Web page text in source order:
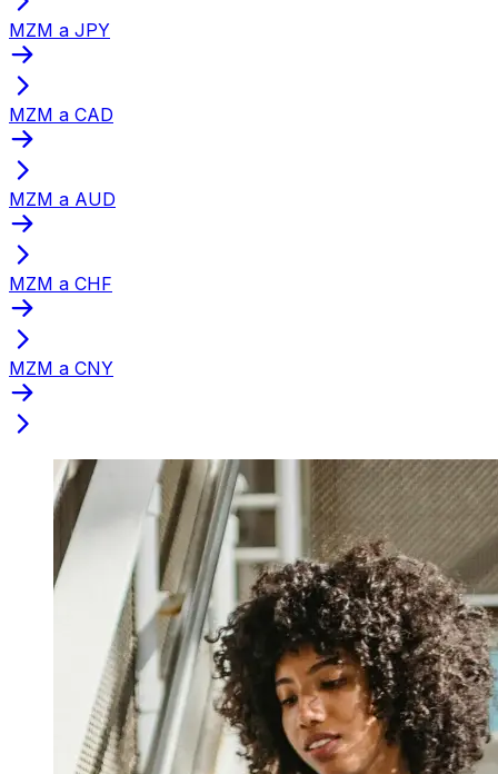
MZM a JPY
MZM a CAD
MZM a AUD
MZM a CHF
MZM a CNY